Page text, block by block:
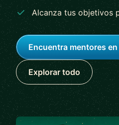
Alcanza tus objetivos
Encuentra mentores
Explorar todo